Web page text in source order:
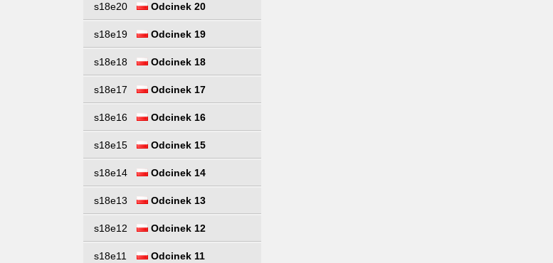
s18e20 Odcinek 20
s18e19 Odcinek 19
s18e18 Odcinek 18
s18e17 Odcinek 17
s18e16 Odcinek 16
s18e15 Odcinek 15
s18e14 Odcinek 14
s18e13 Odcinek 13
s18e12 Odcinek 12
s18e11 Odcinek 11